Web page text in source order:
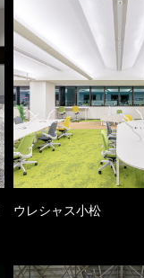
ウレシャス小松